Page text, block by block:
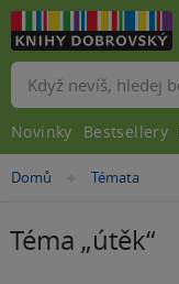
Domů »
Témata
Téma „útěk“
Vyhledávání
Novinky Bestsellery